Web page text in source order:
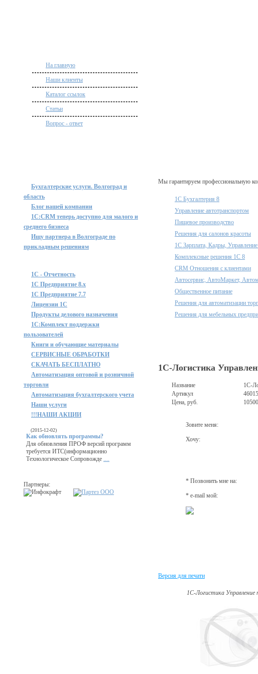
На главную
Наши клиенты
Каталог ссылок
Статьи
Вопрос - ответ
Бухгалтерские услуги. Волгоград и
область
Блог нашей компании
1C:CRM теперь доступно для малого и
среднего бизнеса
Ищу партнера в Волгограде по
прикладным решениям
1С - Отчетность
1С Предприятие 8.x
1С Предприятие 7.7
Лицензии 1С
Продукты делового назначения
1C:Комплект поддержки
пользователей
Книги и обучающие материалы
СЕРВИСНЫЕ ОБРАБОТКИ
СКАЧАТЬ БЕСПЛАТНО
Автоматизация оптовой и розничной
торговли
Автоматизация бухгалтерского учета
Наши услуги
!!!НАШИ АКЦИИ
(2015-12-02)
Как обновлять программы?
Для обновления ПРОФ версий программ
требуется ИТС(информационно
Технологическое Сопровожде ....
Партнеры:
Мы гарантируем профессиональную
1С Бухгалтерия 8
Управление автотранспортом
Пищевое производство
Решения для салонов красоты
1С Зарплата, Кадры,
Комплексные решения 1С 8
CRM Отношения с клиентами
Автосервис, АвтоМаркет,
Общественное питание
Решения для автоматизации
Решения для мебельных
1С-Логистика
Название
1С-
Артикул
Цена, руб.
Зовите меня:
Хочу:
* Позвонить мне на:
* e-mail мой:
Версия для печати
1С-Логистика Управление